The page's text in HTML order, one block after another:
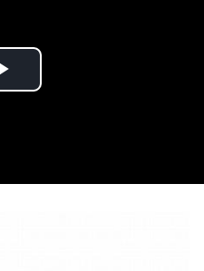
Play Video